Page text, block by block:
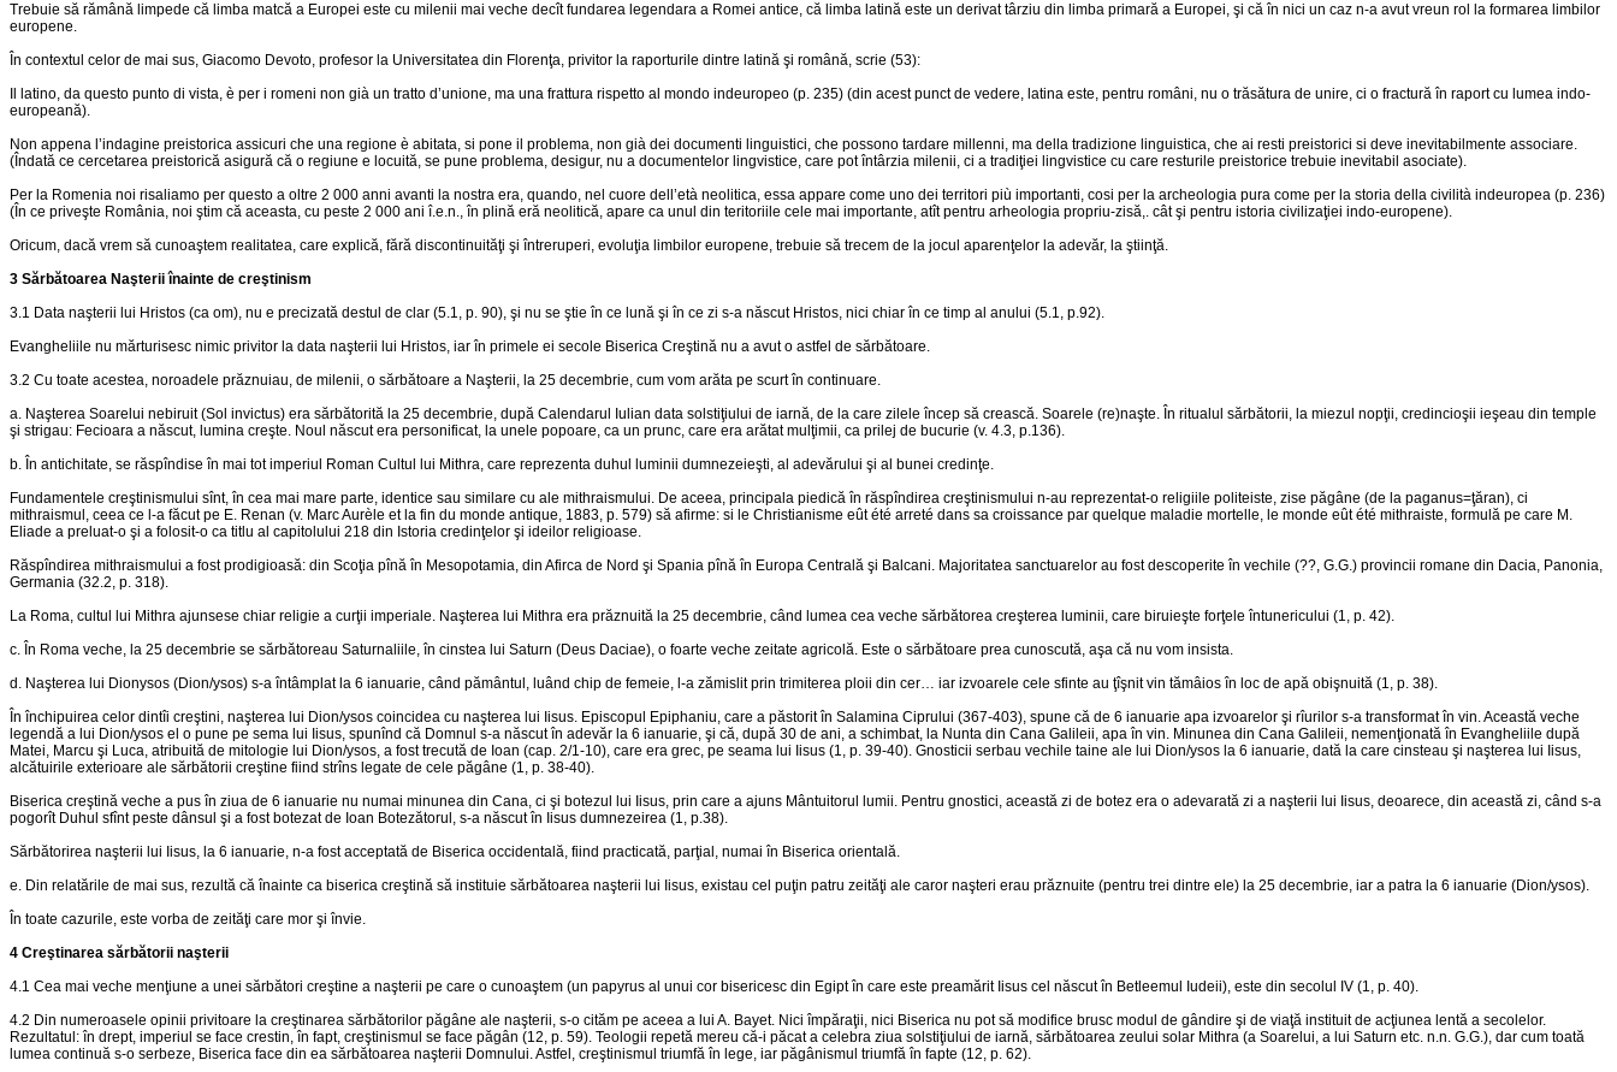
Trebuie să rămână limpede că limba matcă a Europei este cu milenii mai veche decît fundarea legendara a Romei antice, că limba latină este un derivat târziu din limba primară a Europei, şi că în nici un caz n-a avut vreun rol la formarea limbilor
europene.
În contextul celor de mai sus, Giacomo Devoto, profesor la Universitatea din Florenţa, privitor la raporturile dintre latină şi română, scrie (53):
Il latino, da questo punto di vista, è per i romeni non già un tratto d’unione, ma una frattura rispetto al mondo indeuropeo (p. 235) (din acest punct de vedere, latina este, pentru români, nu o trăsătura de unire, ci o fractură în raport cu lumea indo-
europeană).
Non appena l’indagine preistorica assicuri che una regione è abitata, si pone il problema, non già dei documenti linguistici, che possono tardare millenni, ma della tradizione linguistica, che ai resti preistorici si deve inevitabilmente associare.
(Îndată ce cercetarea preistorică asigură că o regiune e locuită, se pune problema, desigur, nu a documentelor lingvistice, care pot întârzia milenii, ci a tradiţiei lingvistice cu care resturile preistorice trebuie inevitabil asociate).
Per la Romenia noi risaliamo per questo a oltre 2 000 anni avanti la nostra era, quando, nel cuore dell’età neolitica, essa appare come uno dei territori più importanti, cosi per la archeologia pura come per la storia della civilità indeuropea (p. 236)
(În ce priveşte România, noi ştim că aceasta, cu peste 2 000 ani î.e.n., în plină eră neolitică, apare ca unul din teritoriile cele mai importante, atît pentru arheologia propriu-zisă,. cât şi pentru istoria civilizaţiei indo-europene).
Oricum, dacă vrem să cunoaştem realitatea, care explică, fără discontinuităţi şi întreruperi, evoluţia limbilor europene, trebuie să trecem de la jocul aparenţelor la adevăr, la ştiinţă.
3 Sărbătoarea Naşterii înainte de creştinism
3.1 Data naşterii lui Hristos (ca om), nu e precizată destul de clar (5.1, p. 90), şi nu se ştie în ce lună şi în ce zi s-a născut Hristos, nici chiar în ce timp al anului (5.1, p.92).
Evangheliile nu mărturisesc nimic privitor la data naşterii lui Hristos, iar în primele ei secole Biserica Creştină nu a avut o astfel de sărbătoare.
3.2 Cu toate acestea, noroadele prăznuiau, de milenii, o sărbătoare a Naşterii, la 25 decembrie, cum vom arăta pe scurt în continuare.
a. Naşterea Soarelui nebiruit (Sol invictus) era sărbătorită la 25 decembrie, după Calendarul Iulian data solstiţiului de iarnă, de la care zilele încep să crească. Soarele (re)naşte. În ritualul sărbătorii, la miezul nopţii, credincioşii ieşeau din temple
şi strigau: Fecioara a născut, lumina creşte. Noul născut era personificat, la unele popoare, ca un prunc, care era arătat mulţimii, ca prilej de bucurie (v. 4.3, p.136).
b. În antichitate, se răspîndise în mai tot imperiul Roman Cultul lui Mithra, care reprezenta duhul luminii dumnezeieşti, al adevărului şi al bunei credinţe.
Fundamentele creştinismului sînt, în cea mai mare parte, identice sau similare cu ale mithraismului. De aceea, principala piedică în răspîndirea creştinismului n-au reprezentat-o religiile politeiste, zise păgâne (de la paganus=ţăran), ci
mithraismul, ceea ce l-a făcut pe E. Renan (v. Marc Aurèle et la fin du monde antique, 1883, p. 579) să afirme: si le Christianisme eût été arreté dans sa croissance par quelque maladie mortelle, le monde eût été mithraiste, formulă pe care M.
Eliade a preluat-o şi a folosit-o ca titlu al capitolului 218 din Istoria credinţelor şi ideilor religioase.
Răspîndirea mithraismului a fost prodigioasă: din Scoţia pînă în Mesopotamia, din Afirca de Nord şi Spania pînă în Europa Centrală şi Balcani. Majoritatea sanctuarelor au fost descoperite în vechile (??, G.G.) provincii romane din Dacia, Panonia,
Germania (32.2, p. 318).
La Roma, cultul lui Mithra ajunsese chiar religie a curţii imperiale. Naşterea lui Mithra era prăznuită la 25 decembrie, când lumea cea veche sărbătorea creşterea luminii, care biruieşte forţele întunericului (1, p. 42).
c. În Roma veche, la 25 decembrie se sărbătoreau Saturnaliile, în cinstea lui Saturn (Deus Daciae), o foarte veche zeitate agricolă. Este o sărbătoare prea cunoscută, aşa că nu vom insista.
d. Naşterea lui Dionysos (Dion/ysos) s-a întâmplat la 6 ianuarie, când pământul, luând chip de femeie, l-a zămislit prin trimiterea ploii din cer… iar izvoarele cele sfinte au ţîşnit vin tămâios în loc de apă obişnuită (1, p. 38).
În închipuirea celor dintîi creştini, naşterea lui Dion/ysos coincidea cu naşterea lui Iisus. Episcopul Epiphaniu, care a păstorit în Salamina Ciprului (367-403), spune că de 6 ianuarie apa izvoarelor şi rîurilor s-a transformat în vin. Această veche
legendă a lui Dion/ysos el o pune pe sema lui Iisus, spunînd că Domnul s-a născut în adevăr la 6 ianuarie, şi că, după 30 de ani, a schimbat, la Nunta din Cana Galileii, apa în vin. Minunea din Cana Galileii, nemenţionată în Evangheliile după
Matei, Marcu şi Luca, atribuită de mitologie lui Dion/ysos, a fost trecută de Ioan (cap. 2/1-10), care era grec, pe seama lui Iisus (1, p. 39-40). Gnosticii serbau vechile taine ale lui Dion/ysos la 6 ianuarie, dată la care cinsteau şi naşterea lui Iisus,
alcătuirile exterioare ale sărbătorii creştine fiind strîns legate de cele păgâne (1, p. 38-40).
Biserica creştină veche a pus în ziua de 6 ianuarie nu numai minunea din Cana, ci şi botezul lui Iisus, prin care a ajuns Mântuitorul lumii. Pentru gnostici, această zi de botez era o adevarată zi a naşterii lui Iisus, deoarece, din această zi, când s-a
pogorît Duhul sfînt peste dânsul şi a fost botezat de Ioan Botezătorul, s-a născut în Iisus dumnezeirea (1, p.38).
Sărbătorirea naşterii lui Iisus, la 6 ianuarie, n-a fost acceptată de Biserica occidentală, fiind practicată, parţial, numai în Biserica orientală.
e. Din relatările de mai sus, rezultă că înainte ca biserica creştină să instituie sărbătoarea naşterii lui Iisus, existau cel puţin patru zeităţi ale caror naşteri erau prăznuite (pentru trei dintre ele) la 25 decembrie, iar a patra la 6 ianuarie (Dion/ysos).
În toate cazurile, este vorba de zeităţi care mor şi învie.
4 Creştinarea sărbătorii naşterii
4.1 Cea mai veche menţiune a unei sărbători creştine a naşterii pe care o cunoaştem (un papyrus al unui cor bisericesc din Egipt în care este preamărit Iisus cel născut în Betleemul Iudeii), este din secolul IV (1, p. 40).
4.2 Din numeroasele opinii privitoare la creştinarea sărbătorilor păgâne ale naşterii, s-o cităm pe aceea a lui A. Bayet. Nici împăraţii, nici Biserica nu pot să modifice brusc modul de gândire şi de viaţă instituit de acţiunea lentă a secolelor.
Rezultatul: în drept, imperiul se face crestin, în fapt, creştinismul se face păgân (12, p. 59). Teologii repetă mereu că-i păcat a celebra ziua solstiţiului de iarnă, sărbătoarea zeului solar Mithra (a Soarelui, a lui Saturn etc. n.n. G.G.), dar cum toată
lumea continuă s-o serbeze, Biserica face din ea sărbătoarea naşterii Domnului. Astfel, creştinismul triumfă în lege, iar păgânismul triumfă în fapte (12, p. 62).